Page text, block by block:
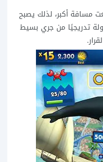
مسافة أكبر، لذلك يصبح
تدريجيًا من جري بسيط